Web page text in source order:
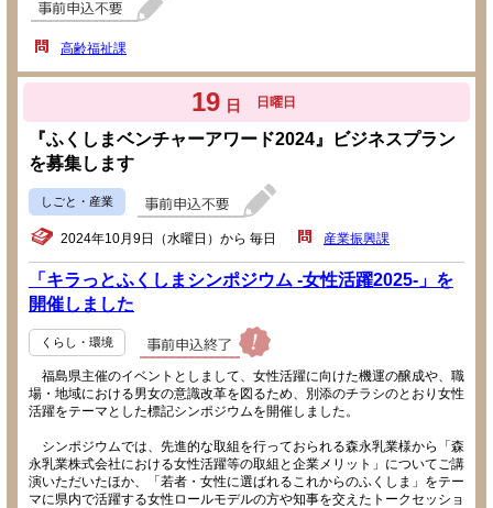
高齢福祉課
19 日 日曜日
『ふくしまベンチャーアワード2024』ビジネスプラン
を募集します
しごと・産業
2024年10月9日（水曜日）から 毎日 産業振興課
「キラっとふくしまシンポジウム -女性活躍2025-」を
開催しました
くらし・環境
福島県主催のイベントとしまして、女性活躍に向けた機運の醸成や、職
場・地域における男女の意識改革を図るため、別添のチラシのとおり女性
活躍をテーマとした標記シンポジウムを開催しました。
シンポジウムでは、先進的な取組を行っておられる森永乳業様から「森
永乳業株式会社における女性活躍等の取組と企業メリット」についてご講
演いただいたほか、「若者・女性に選ばれるこれからのふくしま」をテー
マに県内で活躍する女性ロールモデルの方や知事を交えたトークセッショ